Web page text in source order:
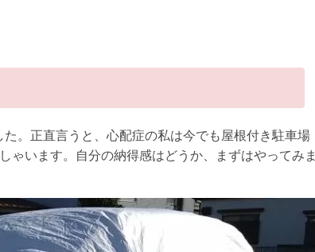
た。正直言うと、心配症の私は今でも屋根付き駐車場
ゃいます。自分の納得感はどうか、まずはやってみま